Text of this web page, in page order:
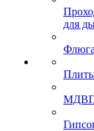
для